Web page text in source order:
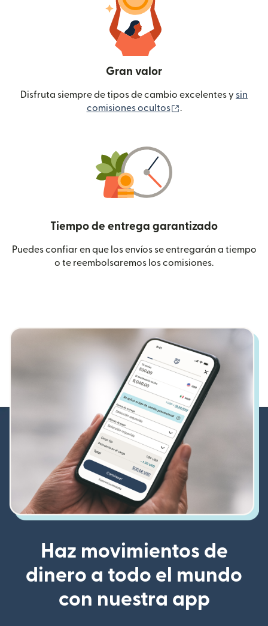
Gran valor
Disfruta siempre de tipos de cambio excelentes y sin
comisiones ocultos
.
Tiempo de entrega garantizado
Puedes confiar en que los envíos se entregarán a tiempo
o te reembolsaremos los comisiones.
Haz movimientos de
dinero a todo el mundo
con nuestra app